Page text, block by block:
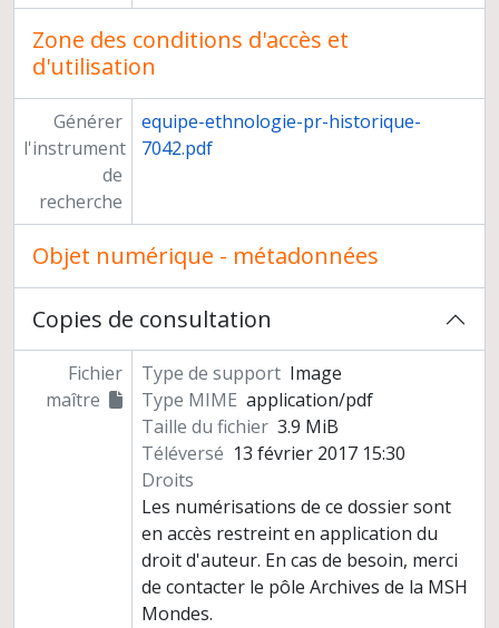
Zone des conditions d'accès et
d'utilisation
Générer
l'instrument
de
recherche
equipe-ethnologie-pr-historique-
7042.pdf
Objet numérique - métadonnées
Copies de consultation
Fichier
maître
Type de support Image
Type MIME application/pdf
Taille du fichier 3.9 MiB
Téléversé 13 février 2017 15:30
Droits
Les numérisations de ce dossier sont
en accès restreint en application du
droit d'auteur. En cas de besoin, merci
de contacter le pôle Archives de la MSH
Mondes.